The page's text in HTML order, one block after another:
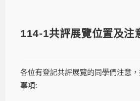
114-1共評展覽位置及注
各位有登記共評展覽的同學們注意
事項: